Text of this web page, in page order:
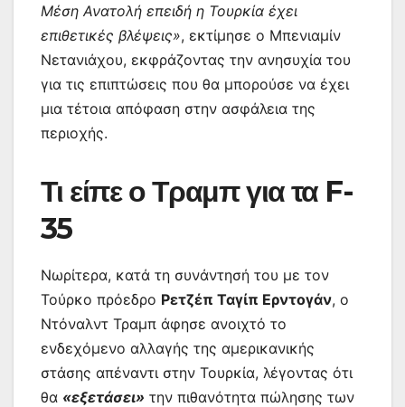
Μέση Ανατολή επειδή η Τουρκία έχει
επιθετικές βλέψεις», εκτίμησε ο Μπενιαμίν
Νετανιάχου, εκφράζοντας την ανησυχία του
για τις επιπτώσεις που θα μπορούσε να έχει
μια τέτοια απόφαση στην ασφάλεια της
περιοχής.
Τι είπε ο Τραμπ για τα F-
35
Νωρίτερα, κατά τη συνάντησή του με τον
Τούρκο πρόεδρο Ρετζέπ Ταγίπ Ερντογάν, ο
Ντόναλντ Τραμπ άφησε ανοιχτό το
ενδεχόμενο αλλαγής της αμερικανικής
στάσης απέναντι στην Τουρκία, λέγοντας ότι
θα «εξετάσει» την πιθανότητα πώλησης των